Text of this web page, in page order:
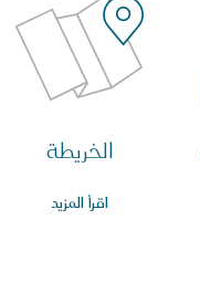
الخريطة
اقرأ المزيد